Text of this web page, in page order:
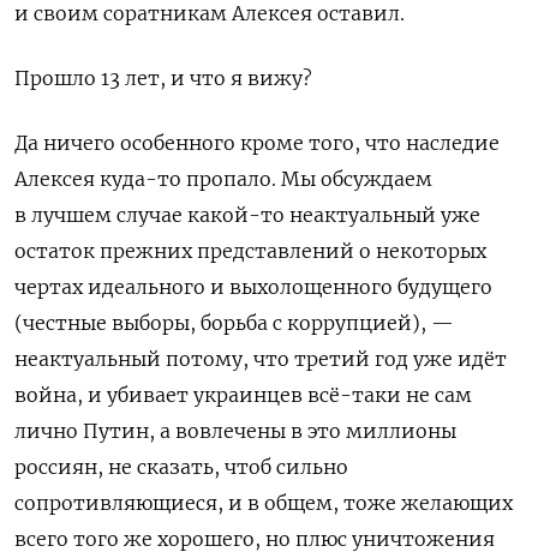
и своим соратникам Алексея оставил.
Прошло 13 лет, и что я вижу?
Да ничего особенного кроме того, что наследие
Алексея куда-то пропало. Мы обсуждаем
в лучшем случае какой-то неактуальный уже
остаток прежних представлений о некоторых
чертах идеального и выхолощенного будущего
(честные выборы, борьба с коррупцией), —
неактуальный потому, что третий год уже идёт
война, и убивает украинцев всё-таки не сам
лично Путин, а вовлечены в это миллионы
россиян, не сказать, чтоб сильно
сопротивляющиеся, и в общем, тоже желающих
всего того же хорошего, но плюс уничтожения